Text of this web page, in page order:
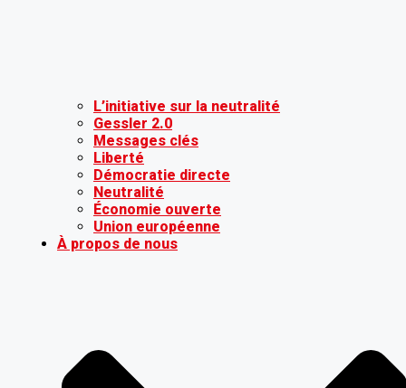
L’initiative sur la neutralité
Gessler 2.0
Messages clés
Liberté
Démocratie directe
Neutralité
Économie ouverte
Union européenne
À propos de nous